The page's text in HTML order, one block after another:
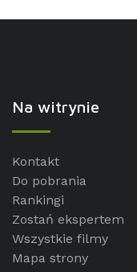
Na witrynie
Kontakt
Do pobrania
Rankingi
Zostań ekspertem
Wszystkie filmy
Mapa strony